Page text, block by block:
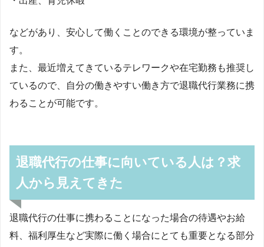
などがあり、安心して働くことのできる環境が整っていま
す。
また、最近増えてきているテレワークや在宅勤務も推奨し
ているので、自分の働きやすい働き方で退職代行業務に携
わることが可能です。
退職代行の仕事に向いている人は？求
人から見えてきた
退職代行の仕事に携わることになった場合の待遇やお給
料、福利厚生など実際に働く場合にとても重要となる部分